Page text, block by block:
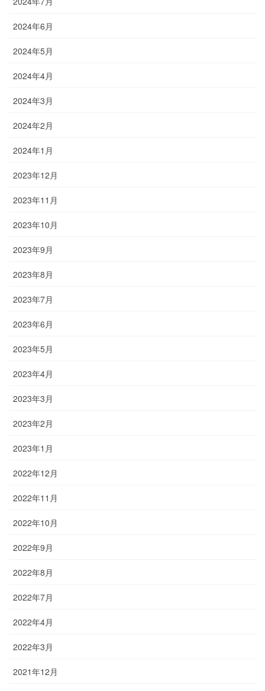
2024年6月
2024年5月
2024年4月
2024年3月
2024年2月
2024年1月
2023年12月
2023年11月
2023年10月
2023年9月
2023年8月
2023年7月
2023年6月
2023年5月
2023年4月
2023年3月
2023年2月
2023年1月
2022年12月
2022年11月
2022年10月
2022年9月
2022年8月
2022年7月
2022年4月
2022年3月
2021年12月